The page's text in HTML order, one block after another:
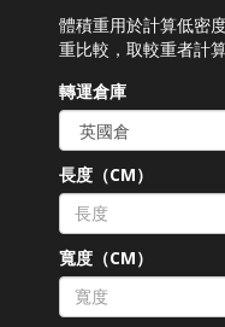
體積重用於計算低密
重比較，取較重者計算
轉運倉庫
長度（CM）
寬度（CM）